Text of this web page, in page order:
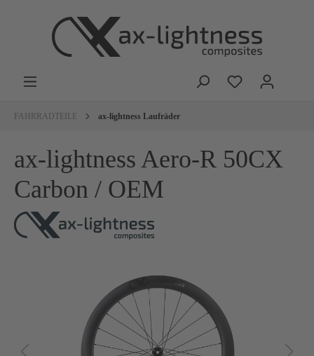
FAHRRADTEILE ax-lightness Laufräder
ax-lightness Aero-R 50CX
Carbon / OEM